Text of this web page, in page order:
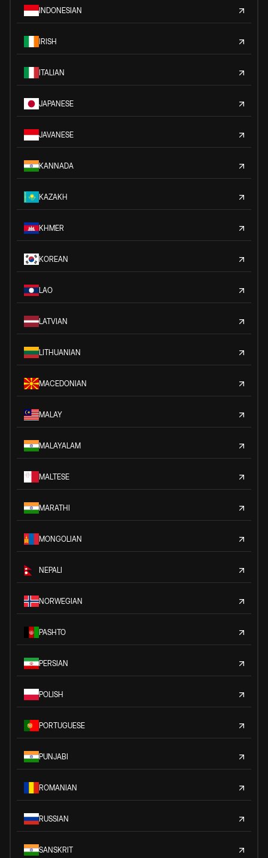
INDONESIAN
IRISH
ITALIAN
JAPANESE
JAVANESE
KANNADA
KAZAKH
KHMER
KOREAN
LAO
LATVIAN
LITHUANIAN
MACEDONIAN
MALAY
MALAYALAM
MALTESE
MARATHI
MONGOLIAN
NEPALI
NORWEGIAN
PASHTO
PERSIAN
POLISH
PORTUGUESE
PUNJABI
ROMANIAN
RUSSIAN
SANSKRIT